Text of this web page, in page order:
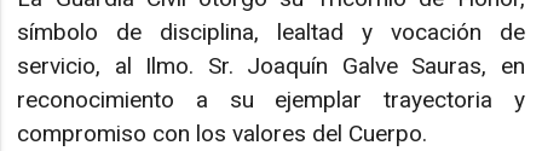
símbolo de disciplina, lealtad y vocación de
servicio, al Ilmo. Sr. Joaquín Galve Sauras, en
reconocimiento a su ejemplar trayectoria y
compromiso con los valores del Cuerpo.